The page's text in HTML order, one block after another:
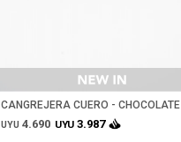
Talle
CANGREJERA CUERO - CHOCOLATE
UYU 4.690 UYU 3.987